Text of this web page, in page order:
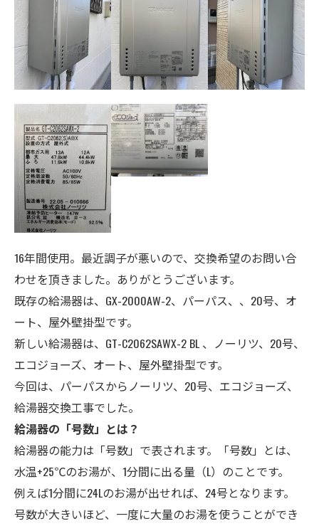
16年間使用。最近調子が悪いので、交換希望のお問い合
わせを頂きました。ありがとうございます。
既存の給湯器は、GX-2000AW-2、パーパス、、 20号、 オ
ート、屋外壁掛型です。
新しい給湯器は、GT-C2062SAWX-2 BL 、ノーリツ、20号、
エコジョーズ、オート、 屋外壁掛型です。
今回は、パーパスからノーリツ、20号、エコジョーズ、
給湯器交換工事でした。
給湯器の「号数」とは？
給湯器の能力は「号数」で表されます。「号数」とは、
水温+25℃のお湯が、1分間に出る量（L）のことです。
例えば1分間に24Lのお湯が出せれば、24号となります。
号数が大きいほど、一度に大量のお湯を使うことができ